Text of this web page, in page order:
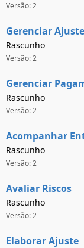
Versão: 2
Gerenciar Ajuste
Rascunho
Versão: 2
Gerenciar
Rascunho
Versão: 2
Acompanhar
Rascunho
Versão: 2
Avaliar Riscos
Rascunho
Versão: 2
Elaborar Ajuste